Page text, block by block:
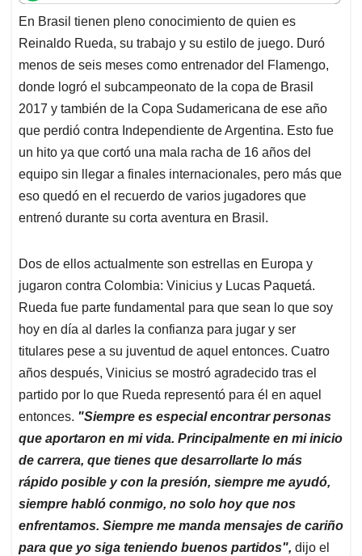
t
s
A
p
p
e
b
o
o
k
k
e
d
I
n
i
l
e
a
d
s
En Brasil tienen pleno conocimiento de quien es
Reinaldo Rueda, su trabajo y su estilo de juego. Duró
menos de seis meses como entrenador del Flamengo,
donde logró el subcampeonato de la copa de Brasil
2017 y también de la Copa Sudamericana de ese año
que perdió contra Independiente de Argentina. Esto fue
un hito ya que cortó una mala racha de 16 años del
equipo sin llegar a finales internacionales, pero más que
eso quedó en el recuerdo de varios jugadores que
entrenó durante su corta aventura en Brasil.
Dos de ellos actualmente son estrellas en Europa y
jugaron contra Colombia: Vinicius y Lucas Paquetá.
Rueda fue parte fundamental para que sean lo que soy
hoy en día al darles la confianza para jugar y ser
titulares pese a su juventud de aquel entonces. Cuatro
años después, Vinicius se mostró agradecido tras el
partido por lo que Rueda representó para él en aquel
entonces. "Siempre es especial encontrar personas
que aportaron en mi vida. Principalmente en mi inicio
de carrera, que tienes que desarrollarte lo más
rápido posible y con la presión, siempre me ayudó,
siempre habló conmigo, no solo hoy que nos
enfrentamos. Siempre me manda mensajes de cariño
para que yo siga teniendo buenos partidos", dijo el